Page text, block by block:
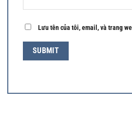
Lưu tên của tôi, email, và trang